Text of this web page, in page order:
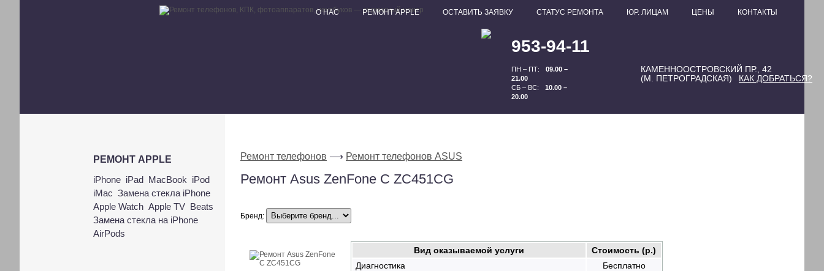
О НАС РЕМОНТ APPLE ОСТАВИТЬ ЗАЯВКУ СТАТУС РЕМОНТА ЮР. ЛИЦАМ ЦЕНЫ КОНТАКТЫ
КАМЕННООСТРОВСКИЙ ПР., 42
(М. ПЕТРОГРАДСКАЯ)
КАК ДОБРАТЬСЯ?
953-94-11
ПН – ПТ:
09.00 –
21.00
СБ – ВС:
10.00 –
20.00
Ремонт телефонов ⟶ Ремонт телефонов ASUS
Ремонт Asus ZenFone C ZC451CG
Бренд:
Вид оказываемой услуги
Стоимость (р.)
Диагностика
Бесплатно
РЕМОНТ APPLE
iPhone iPad MacBook iPod
iMac Замена стекла iPhone
Apple Watch Apple TV Beats
Замена стекла на iPhone
AirPods